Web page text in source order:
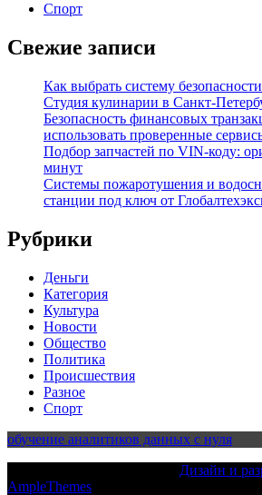
Спорт
Свежие записи
Как выбрать систему
Студия кулинарии в Санкт-
Безопасность финансовых
использовать проверенные
Подбор запчастей по VIN-коду:
минут
Системы пожаротушения и
станции под ключ от
Рубрики
Деньги
Категория
Культура
Новости
Общество
Политика
Происшествия
Разное
Спорт
обучение аналитиков данных с нуля
Дизайн и
AmpleThemes